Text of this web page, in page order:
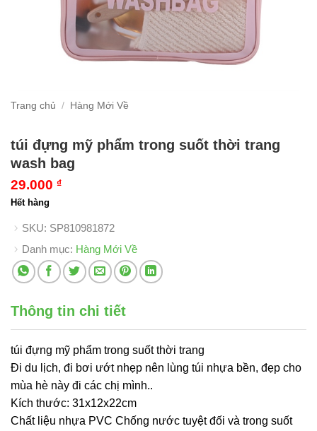
Trang chủ / Hàng Mới Về
túi đựng mỹ phẩm trong suốt thời trang
wash bag
29.000 ₫
Hết hàng
SKU: SP810981872
Danh mục: Hàng Mới Về
Thông tin chi tiết
túi đựng mỹ phẩm trong suốt thời trang
Đi du lịch, đi bơi ướt nhẹp nên lùng túi nhựa bền, đẹp cho
mùa hè này đi các chị mình..
Kích thước: 31x12x22cm
Chất liệu nhựa PVC Chống nước tuyệt đối và trong suốt